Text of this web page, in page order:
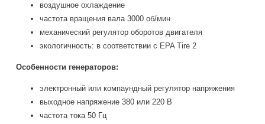
воздушное охлаждение
частота вращения вала 3000 об/мин
механический регулятор оборотов двигателя
экологичность: в соответствии с EPA Tire 2
Особенности генераторов:
электронный или компаундный регулятор напряжения
выходное напряжение 380 или 220 В
частота тока 50 Гц